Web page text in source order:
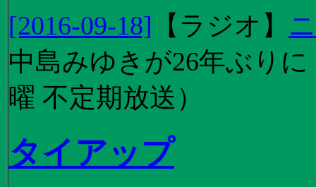
[2016-09-18] 【 ラジオ 】
中島みゆきが26年ぶり
曜 不定期放送）
タイアップ